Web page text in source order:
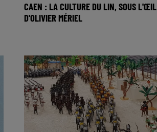
CAEN : LA CULTURE DU LIN, SOUS L'ŒIL
D'OLIVIER MÉRIEL